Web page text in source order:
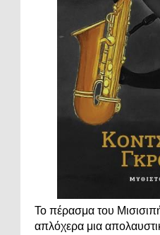
Το πέρασμα του Μισισιπή
απλόχερα μια